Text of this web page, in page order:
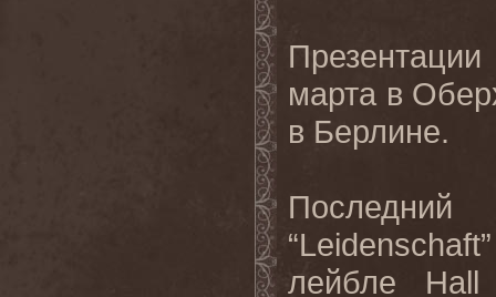
марта в
в Берлине.
Последний
лейбле